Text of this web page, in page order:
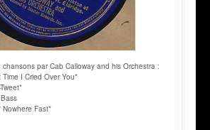
par Cab Calloway and his Orchestra :
Time I Cried Over You*
Nowhere Fast*